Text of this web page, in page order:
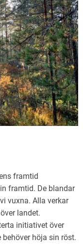
framtid
framtid. De blandar
vuxna. Alla verkar
landet.
initiativet över
höja sin röst.